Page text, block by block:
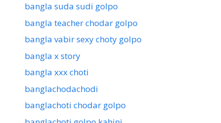
bangla suda sudi golpo
bangla teacher chodar golpo
bangla vabir sexy choty golpo
bangla x story
bangla xxx choti
banglachodachodi
banglachoti chodar golpo